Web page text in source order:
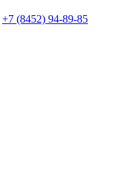
+7 (8452) 94-89-85